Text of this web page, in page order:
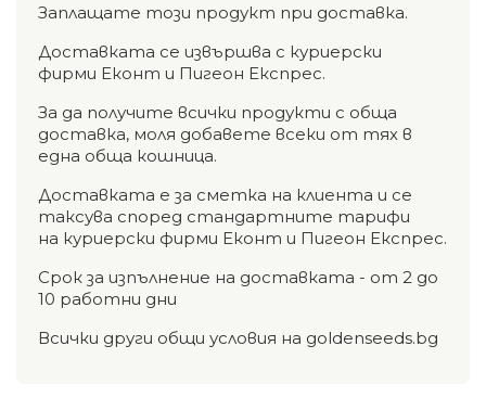
Заплащате този продукт при доставка.
Доставката се извършва с куриерски
фирми Еконт и Пигеон Експрес.
За да получите всички продукти с обща
доставка, моля добавете всеки от тях в
една обща кошница.
Доставката е за сметка на клиента и се
таксува според стандартните тарифи
на куриерски фирми Еконт и Пигеон Експрес.
Срок за изпълнение на доставката - от 2 до
10 работни дни
Всички други общи условия на goldenseeds.bg